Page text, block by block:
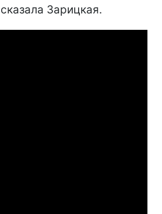
Зарицкая.